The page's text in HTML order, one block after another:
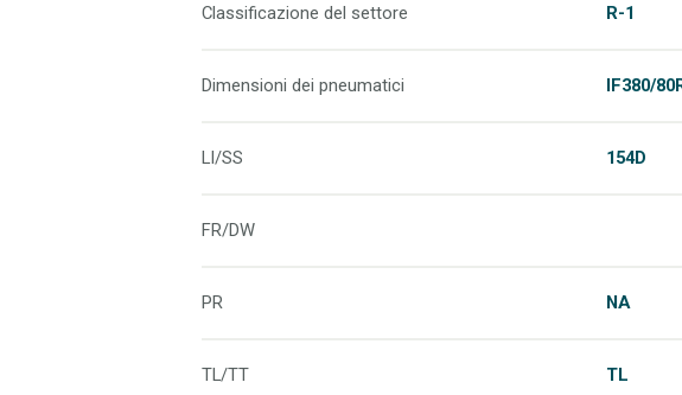
Classificazione del settore R-1
Dimensioni dei pneumatici IF380/
LI/SS 154D
FR/DW
PR NA
TL/TT TL